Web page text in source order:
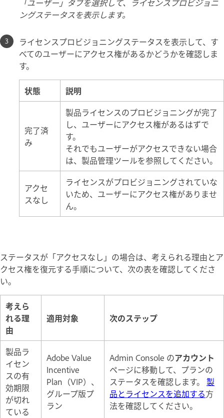
ングステータスを表示します。
ライセンスプロビジョニングステータスを表示して、す
べてのユーザーにアクセス権があるかどうかを確認しま
す。
状態 説明
完了済
み
製品ライセンスのプロビジョニングが完了
し、ユーザーにアクセス権があるはずで
す。
それでもユーザーがアクセスできない場合
は、製品管理ツールを参照してください。
アクセ
スなし
ライセンスがプロビジョニングされていな
いため、ユーザーにアクセス権がありませ
ん。
ステータスが「アクセスなし」の場合は、考えられる理由とア
クセス権を復元する手順について、次の表を確認してくださ
い。
考えら
れる理
由
適用対象 次のステップ
製品ラ
イセン
スの有
効期限
が切れ
ている
Adobe Value
Incentive
Plan（VIP）、
グループ版プ
ラン
Admin Console のアカウント
ページに移動して、プランの
ステータスを確認します。 製
品とライセンスを追加する方
法を確認してください。